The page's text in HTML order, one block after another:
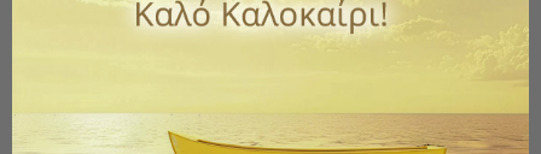
Εικόνες Ιησούς Χριστός
Εικόνες Παναγίας